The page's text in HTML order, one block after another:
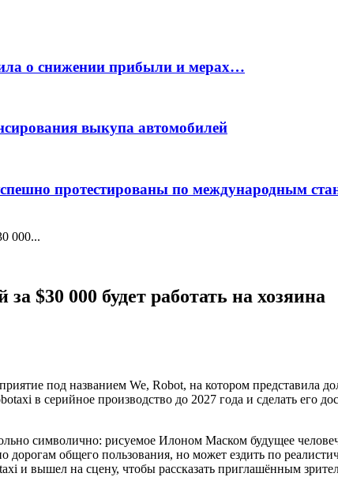
о снижении прибыли и мерах…
выкупа автомобилей
протестированы по международным
000...
$30 000 будет работать на хозяина
под названием We, Robot, на котором представила
в серийное производство до 2027 года и сделать его
символично: рисуемое Илоном Маском будущее
дорогам общего пользования, но может ездить по
и вышел на сцену, чтобы рассказать приглашённым